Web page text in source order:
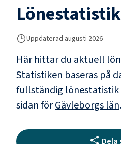
Uppdaterad augusti 2026
Här hittar du aktuell
Statistiken baseras på
fullständig
sidan förGävleborgs län.
Dela